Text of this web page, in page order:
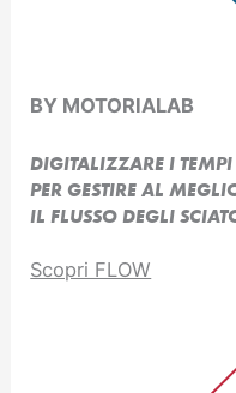
BY MOTORIALAB
DIGITALIZZARE I TEMPI
PER GESTIRE AL
IL FLUSSO DEGLI
Scopri FLOW